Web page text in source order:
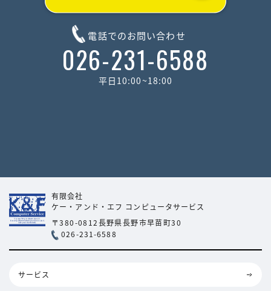
電話でのお問い合わせ
026-231-6588
平日10:00~18:00
有限会社
ケー・アンド・エフ コンピュータサービス
〒380-0812長野県長野市早苗町30
026-231-6588
サービス